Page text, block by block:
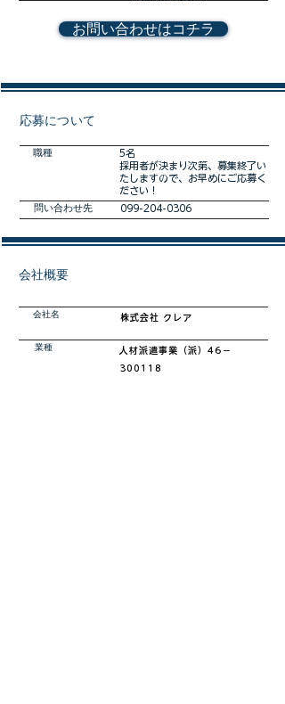
お問い合わせはコチラ
​応募について
職種
5名
採用者が決まり次第、募集終了い
たしますので、お早めにご応募く
ださい！
​問い合わせ先 099-204-0306
会社概要
会社名 株式会社 クレア​
業種
​人材派遣事業（派）46－
300118